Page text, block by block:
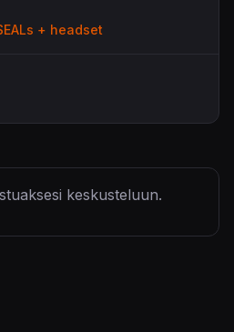
+ headset
keskusteluun.